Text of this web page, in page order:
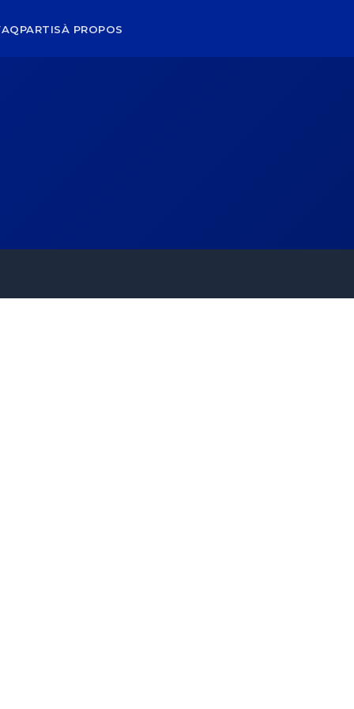
PARTISÀ PROPOS